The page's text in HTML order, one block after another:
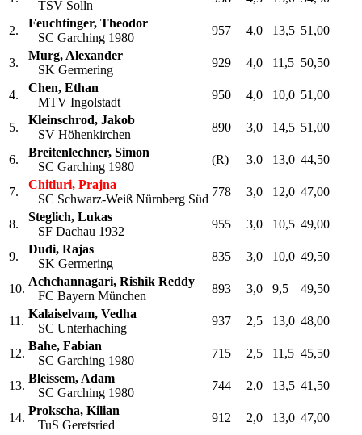
TSV Solln
2.
Feuchtinger, Theodor
SC Garching 1980
957 4,0 13,5 51,00
3.
Murg, Alexander
SK Germering
929 4,0 11,5 50,50
4.
Chen, Ethan
MTV Ingolstadt
950 4,0 10,0 51,00
5.
Kleinschrod, Jakob
SV Höhenkirchen
890 3,0 14,5 51,00
6.
Breitenlechner, Simon
SC Garching 1980
(R) 3,0 13,0 44,50
7.
Chitluri, Prajna
SC Schwarz-Weiß Nürnberg Süd
778 3,0 12,0 47,00
8.
Steglich, Lukas
SF Dachau 1932
955 3,0 10,5 49,00
9.
Dudi, Rajas
SK Germering
835 3,0 10,0 49,50
10.
Achchannagari, Rishik Reddy
FC Bayern München
893 3,0 9,5 49,50
11.
Kalaiselvam, Vedha
SC Unterhaching
937 2,5 13,0 48,00
12.
Bahe, Fabian
SC Garching 1980
715 2,5 11,5 45,50
13.
Bleissem, Adam
SC Garching 1980
744 2,0 13,5 41,50
14.
Prokscha, Kilian
TuS Geretsried
912 2,0 13,0 47,00